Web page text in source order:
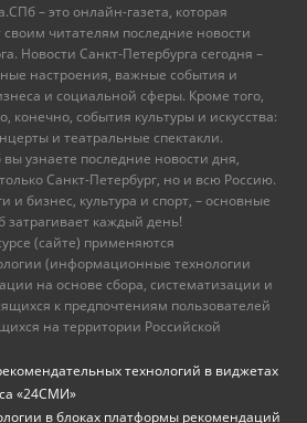
– это онлайн-газета, которая
читателям последние новости
Новости Санкт-Петербурга сегодня –
настроения, важные события и
и социальной сферы. Кроме того,
конечно, события культуры и искусства:
и театральные спектакли.
узнаете последние новости дня,
Санкт-Петербург, но и всю Россию.
и бизнес, культура и спорт, – основные
затрагивает каждый день!
(сайте) применяются
(информационные технологии
на основе сбора, систематизации и
к предпочтениям пользователей
на территории Российской
технологий в виджетах
«24СМИ»
в блоках платформы рекомендаций